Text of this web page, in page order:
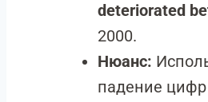
deteriorated
2000.
Нюанс:
падение